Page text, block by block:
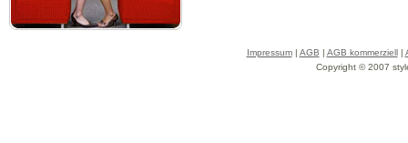
Impressum| AGB | AGB kommerziell|
Copyright © 2007